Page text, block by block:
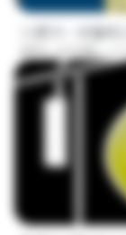
나훈아 - 세월
MP4 6.0 MB 3